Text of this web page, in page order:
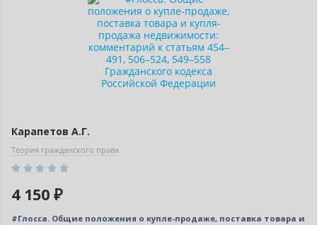
Карапетов А.Г.
Теория гражданского права
4 150 ₽
#Глосса. Общие положения о купле-продаже, поставка товара и